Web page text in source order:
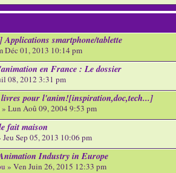
smartphone/tablette
Déc 01, 2013 10:14 pm
en France : Le dossier
08, 2012 3:31 pm
pour l'anim![inspiration,doc,tech...]
» Lun Aoû 09, 2004 9:53 pm
fait maison
Jeu Sep 05, 2013 10:06 pm
Industry in Europe
» Ven Juin 26, 2015 12:33 pm